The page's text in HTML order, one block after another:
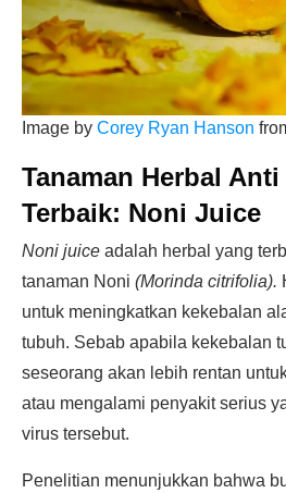
Image by Corey Ryan Hanson
Tanaman Herbal
Terbaik: Noni Juice
Noni juice adalah herbal yang
tanaman Noni (Morinda citrifolia).
untuk meningkatkan kekebalan
tubuh. Sebab apabila kekebalan
seseorang akan lebih rentan
atau mengalami penyakit serius
virus tersebut.
Penelitian menunjukkan bahwa